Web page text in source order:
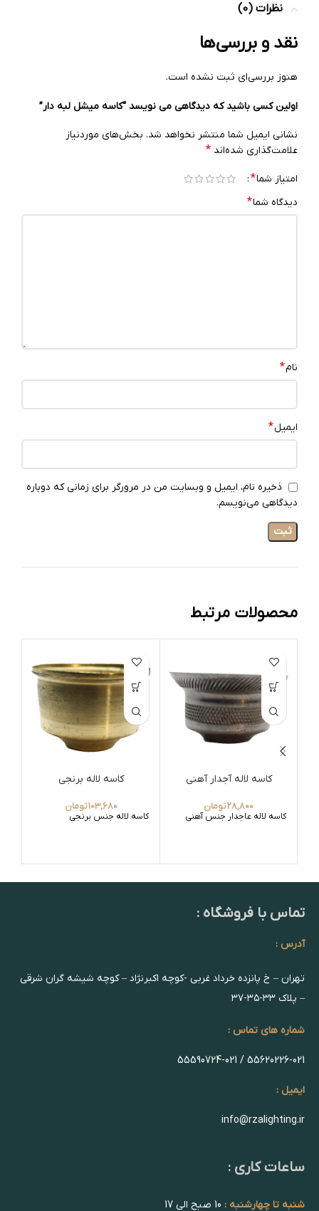
نظرات (0)
نقد و بررسی‌ها
هنوز بررسی‌ای ثبت نشده است.
اولین کسی باشید که دیدگاهی می نویسد “کاسه میشل لبه دار”
نشانی ایمیل شما منتشر نخواهد شد. بخش‌های موردنیاز
علامت‌گذاری شده‌اند *
امتیاز شما*
دیدگاه شما*
نام*
ایمیل*
ذخیره نام، ایمیل و وبسایت من در مرورگر برای زمانی که دوباره
دیدگاهی می‌نویسم.
محصولات مرتبط
کاسه لاله آجدار آهنی
28,800تومان
کاسه لاله عاجدار جنس آهنی
کاسه لاله برنجی
103,680تومان
کاسه لاله جنس برنجی
تماس با فروشگاه :
آدرس :
تهران – خ پانزده خرداد غربی -کوچه اکبرنژاد – کوچه شیشه گران شرقی
– پلاک ۳۳-۳۵-۳۷
شماره های تماس :
55620226-021 / 55590724-021
ایمیل :
info@rzalighting.ir
ساعات کاری :
شنبه تا چهارشنبه :